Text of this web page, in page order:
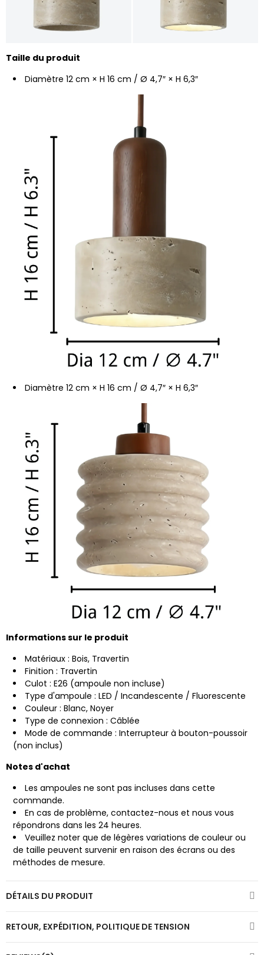
Taille du produit
Diamètre 12 cm × H 16 cm / Ø 4,7″ × H 6,3″
Diamètre 12 cm × H 16 cm / Ø 4,7″ × H 6,3″
Informations sur le produit
Matériaux : Bois, Travertin
Finition : Travertin
Culot : E26 (ampoule non incluse)
Type d'ampoule : LED / Incandescente / Fluorescente
Couleur : Blanc, Noyer
Type de connexion : Câblée
Mode de commande : Interrupteur à bouton-poussoir
(non inclus)
Notes d'achat
Les ampoules ne sont pas incluses dans cette
commande.
En cas de problème, contactez-nous et nous vous
répondrons dans les 24 heures.
Veuillez noter que de légères variations de couleur ou
de taille peuvent survenir en raison des écrans ou des
méthodes de mesure.
DÉTAILS DU PRODUIT
RETOUR, EXPÉDITION, POLITIQUE DE TENSION